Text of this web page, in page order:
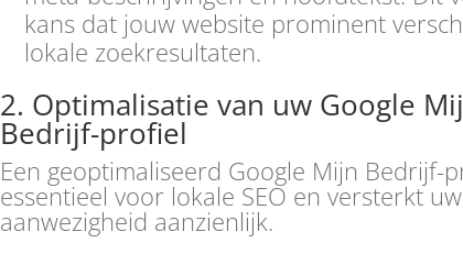
kans dat jouw website prominent
lokale zoekresultaten.
2. Optimalisatie van uw Google
Bedrijf-profiel
Een geoptimaliseerd Google Mijn Bedrijf-
essentieel voor lokale SEO en versterkt
aanwezigheid aanzienlijk.